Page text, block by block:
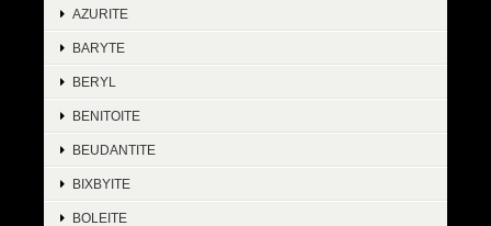
AZURITE
BARYTE
BERYL
BENITOITE
BEUDANTITE
BIXBYITE
BOLEITE